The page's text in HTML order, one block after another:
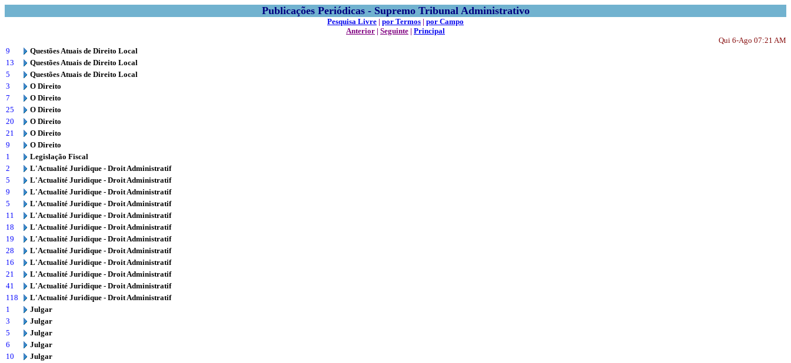
Publicações Periódicas - Supremo Tribunal Administrativo
Pesquisa Livre | por Termos | por Campo
Anterior | Seguinte | Principal
Qui 6-Ago 07:21 AM
9
Questões Atuais de Direito Local
13
Questões Atuais de Direito Local
5
Questões Atuais de Direito Local
3
O Direito
7
O Direito
25
O Direito
20
O Direito
21
O Direito
9
O Direito
1
Legislação Fiscal
2
L'Actualité Juridique - Droit Administratif
5
L'Actualité Juridique - Droit Administratif
9
L'Actualité Juridique - Droit Administratif
5
L'Actualité Juridique - Droit Administratif
11
L'Actualité Juridique - Droit Administratif
18
L'Actualité Juridique - Droit Administratif
19
L'Actualité Juridique - Droit Administratif
28
L'Actualité Juridique - Droit Administratif
16
L'Actualité Juridique - Droit Administratif
21
L'Actualité Juridique - Droit Administratif
41
L'Actualité Juridique - Droit Administratif
118
L'Actualité Juridique - Droit Administratif
1
Julgar
3
Julgar
5
Julgar
6
Julgar
10
Julgar